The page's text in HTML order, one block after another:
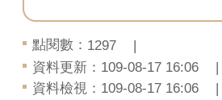
首
臺
北
點閱數： 1297
資料更新：109-08-17 16:06
資料檢視：109-08-17 16:06